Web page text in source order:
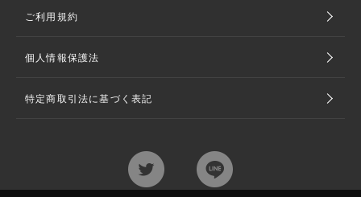
ご利用規約
個人情報保護法
特定商取引法に基づく表記